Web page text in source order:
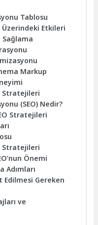
Tablosu
Üzerindeki Etkileri
Markup
Stratejileri
(SEO) Nedir?
Stratejileri
Stratejileri
Önemi
Adımları
Edilmesi Gereken
ve